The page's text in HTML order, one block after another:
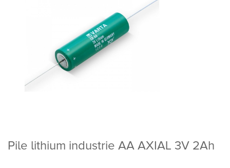
Pile lithium industrie AA AXIAL 3V 2Ah